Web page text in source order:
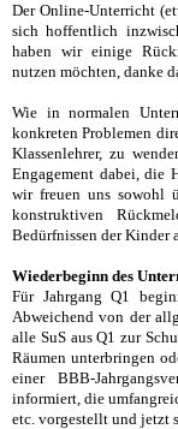
Der Online-Unterricht
sich hoffentlich
haben wir einige
nutzen möchten, danke
Wie in normalen
konkreten Problemen
Klassenlehrer, zu
Engagement dabei, die
wir freuen uns sowohl
konstruktiven
Bedürfnissen der Kinder
Wiederbeginn des
Für Jahrgang Q1
Abweichend von der
alle SuS aus Q1 zur
Räumen unterbringen
einer BBB-
informiert, die
etc. vorgestellt und jetzt